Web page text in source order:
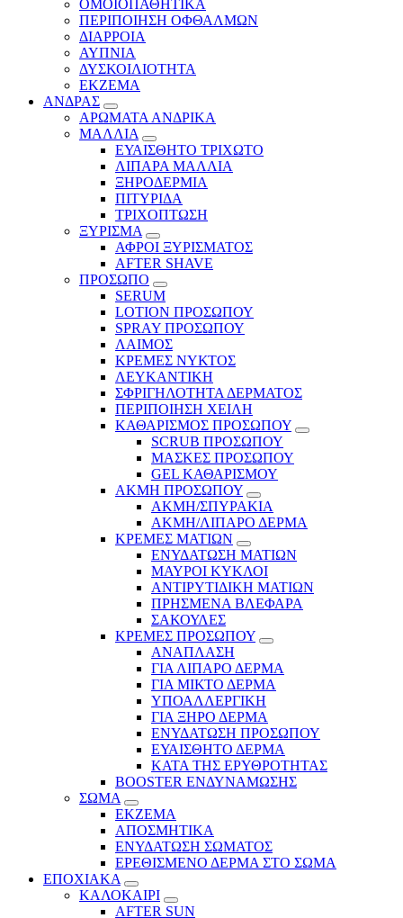
ΟΜΟΙΟΠΑΘΗΤΙΚΑ
ΠΕΡΙΠΟΙΗΣΗ ΟΦΘΑΛΜΩΝ
ΔΙΑΡΡΟΙΑ
ΑΥΠΝΙΑ
ΔΥΣΚΟΙΛΙΟΤΗΤΑ
ΕΚΖΕΜΑ
ΑΝΔΡΑΣ
ΑΡΩΜΑΤΑ ΑΝΔΡΙΚΑ
ΜΑΛΛΙΑ
ΕΥΑΙΣΘΗΤΟ ΤΡΙΧΩΤΟ
ΛΙΠΑΡΑ ΜΑΛΛΙΑ
ΞΗΡΟΔΕΡΜΙΑ
ΠΙΤΥΡΙΔΑ
ΤΡΙΧΟΠΤΩΣΗ
ΞΥΡΙΣΜΑ
ΑΦΡΟΙ ΞΥΡΙΣΜΑΤΟΣ
AFTER SHAVE
ΠΡΟΣΩΠΟ
SERUM
LOTION ΠΡΟΣΩΠΟΥ
SPRAY ΠΡΟΣΩΠΟΥ
ΛΑΙΜΟΣ
ΚΡΕΜΕΣ ΝΥΚΤΟΣ
ΛΕΥΚΑΝΤΙΚΗ
ΣΦΡΙΓΗΛΟΤΗΤΑ ΔΕΡΜΑΤΟΣ
ΠΕΡΙΠΟΙΗΣΗ ΧΕΙΛΗ
ΚΑΘΑΡΙΣΜΟΣ ΠΡΟΣΩΠΟΥ
SCRUB ΠΡΟΣΩΠΟΥ
ΜΑΣΚΕΣ ΠΡΟΣΩΠΟΥ
GEL ΚΑΘΑΡΙΣΜΟΥ
ΑΚΜΗ ΠΡΟΣΩΠΟΥ
ΑΚΜΗ/ΣΠΥΡΑΚΙΑ
ΑΚΜΗ/ΛΙΠΑΡΟ ΔΕΡΜΑ
ΚΡΕΜΕΣ ΜΑΤΙΩΝ
ΕΝΥΔΑΤΩΣΗ ΜΑΤΙΩΝ
ΜΑΥΡΟΙ ΚΥΚΛΟΙ
ΑΝΤΙΡΥΤΙΔΙΚΗ ΜΑΤΙΩΝ
ΠΡΗΣΜΕΝΑ ΒΛΕΦΑΡΑ
ΣΑΚΟΥΛΕΣ
ΚΡΕΜΕΣ ΠΡΟΣΩΠΟΥ
ΑΝΑΠΛΑΣΗ
ΓΙΑ ΛΙΠΑΡΟ ΔΕΡΜΑ
ΓΙΑ ΜΙΚΤΟ ΔΕΡΜΑ
ΥΠΟΑΛΛΕΡΓΙΚΗ
ΓΙΑ ΞΗΡΟ ΔΕΡΜΑ
ΕΝΥΔΑΤΩΣΗ ΠΡΟΣΩΠΟΥ
ΕΥΑΙΣΘΗΤΟ ΔΕΡΜΑ
ΚΑΤΑ ΤΗΣ ΕΡΥΘΡΟΤΗΤΑΣ
BOOSTER ΕΝΔΥΝΑΜΩΣΗΣ
ΣΩΜΑ
ΕΚΖΕΜΑ
ΑΠΟΣΜΗΤΙΚΑ
ΕΝΥΔΑΤΩΣΗ ΣΩΜΑΤΟΣ
ΕΡΕΘΙΣΜΕΝΟ ΔΕΡΜΑ ΣΤΟ ΣΩΜΑ
ΕΠΟΧΙΑΚΑ
ΚΑΛΟΚΑΙΡΙ
AFTER SUN